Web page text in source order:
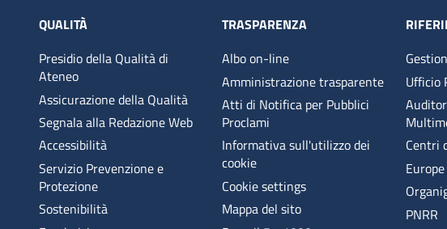
QUALITÀ
Presidio della Qualità di
Ateneo
Assicurazione della Qualità
Segnala alla Redazione Web
Accessibilità
Servizio Prevenzione e
Protezione
Sostenibilità
TRASPARENZA
Albo on-line
Amministrazione trasparente
Atti di Notifica per Pubblici
Proclami
Informativa sull'utilizzo dei
cookie
Cookie settings
Mappa del sito
Ufficio
Centri
PNRR